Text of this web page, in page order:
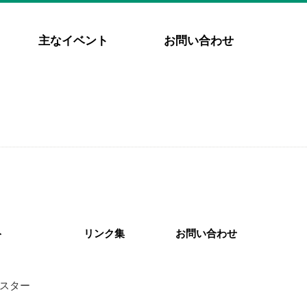
主なイベント お問い合わせ
ター
リンク集 お問い合わせ